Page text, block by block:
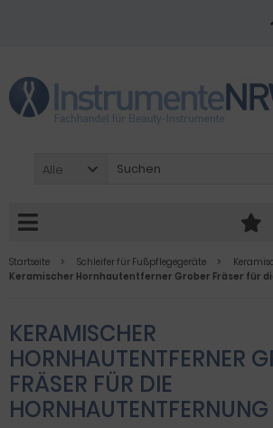
Alle
Startseite Schleifer für Fußpflegegeräte
Keramischer Hornhautentferner Grober Fräser für
KERAMISCHER
HORNHAUTENTFERNER
FRÄSER FÜR DIE
HORNHAUTENTFERNUNG